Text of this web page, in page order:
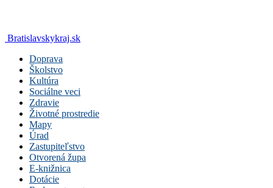
Bratislavskykraj.sk
Doprava
Školstvo
Kultúra
Sociálne veci
Zdravie
Životné prostredie
Mapy
Úrad
Zastupiteľstvo
Otvorená župa
E-knižnica
Dotácie